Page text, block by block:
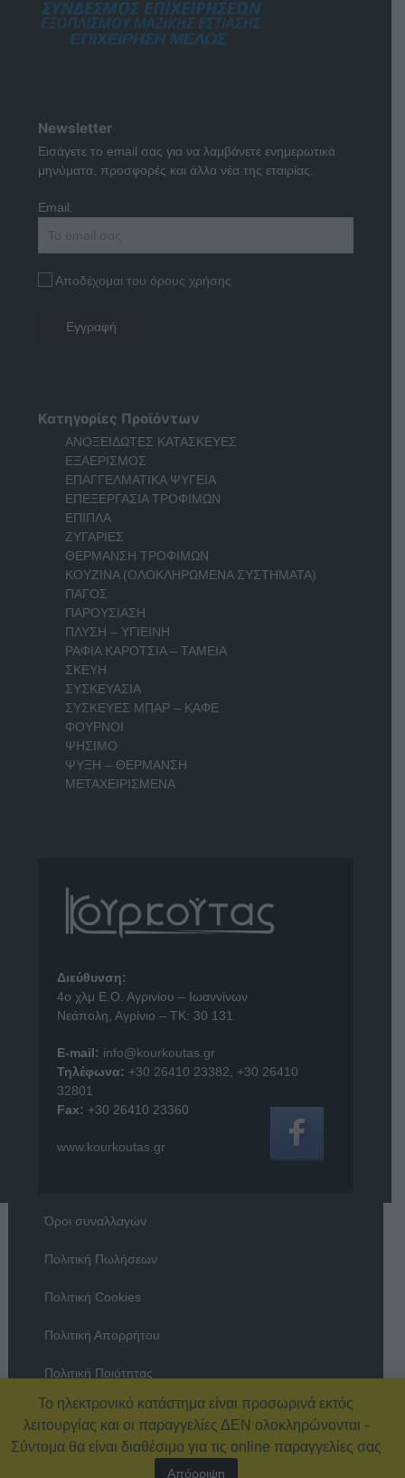
Newsletter
Εισάγετε το email σας για να λαμβάνετε ενημερωτικά
μηνύματα, προσφορές και άλλα νέα της εταιρίας.
Email:
Αποδέχομαι του όρους χρήσης
Κατηγορίες Προϊόντων
ΑΝΟΞΕΙΔΩΤΕΣ ΚΑΤΑΣΚΕΥΕΣ
ΕΞΑΕΡΙΣΜΟΣ
ΕΠΑΓΓΕΛΜΑΤΙΚΑ ΨΥΓΕΙΑ
ΕΠΕΞΕΡΓΑΣΙΑ ΤΡΟΦΙΜΩΝ
ΕΠΙΠΛΑ
ΖΥΓΑΡΙΕΣ
ΘΕΡΜΑΝΣΗ ΤΡΟΦΙΜΩΝ
ΚΟΥΖΙΝΑ (ΟΛΟΚΛΗΡΩΜΕΝΑ ΣΥΣΤΗΜΑΤΑ)
ΠΑΓΟΣ
ΠΑΡΟΥΣΙΑΣΗ
ΠΛΥΣΗ – ΥΓΙΕΙΝΗ
ΡΑΦΙΑ ΚΑΡΟΤΣΙΑ – ΤΑΜΕΙΑ
ΣΚΕΥΗ
ΣΥΣΚΕΥΑΣΙΑ
ΣΥΣΚΕΥΕΣ ΜΠΑΡ – ΚΑΦΕ
ΦΟΥΡΝΟΙ
ΨΗΣΙΜΟ
ΨΥΞΗ – ΘΕΡΜΑΝΣΗ
ΜΕΤΑΧΕΙΡΙΣΜΕΝΑ
Διεύθυνση:
4o χλμ Ε.Ο. Αγρινίου – Ιωαννίνων
Νεάπολη, Αγρίνιο – ΤΚ: 30 131
E-mail: info@kourkoutas.gr
Τηλέφωνα: +30 26410 23382
+30 26410
32801
Fax: +30 26410 23360
www.kourkoutas.gr
Όροι συναλλαγών
Πολιτική Πωλήσεων
Πολιτική Cookies
Πολιτική Απορρήτου
Πολιτική Ποιότητας
Όροι χρήσης
Το ηλεκτρονικό κατάστημα είναι προσωρινά εκτός
λειτουργίας και οι παραγγελίες ΔΕΝ ολοκληρώνονται -
Σύντομα θα είναι διαθέσιμο για τις online παραγγελίες σας
Απόρριψη